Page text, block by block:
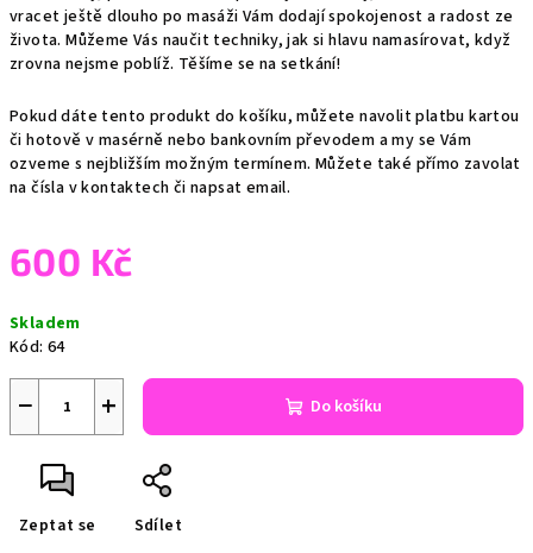
vracet ještě dlouho po masáži Vám dodají spokojenost a radost ze
života. Můžeme Vás naučit techniky, jak si hlavu namasírovat, když
zrovna nejsme poblíž. Těšíme se na setkání!
Pokud dáte tento produkt do košíku, můžete navolit platbu kartou
či hotově v masérně nebo bankovním převodem a my se Vám
ozveme s nejbližším možným termínem. Můžete také přímo zavolat
na čísla v kontaktech či napsat email.
600 Kč
cena:
Skladem
Kód: 64
+
− Do košíku
Zeptat se Sdílet